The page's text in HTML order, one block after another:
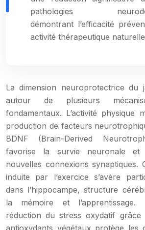
pathologies
démontrant l’efficacité
activité thérapeutique
La dimension neuroprotectrice du
autour de plusieurs
fondamentaux. L’activité physique
production de facteurs
BDNF (Brain-Derived
favorise la survie neuronale
nouvelles connexions synaptiques.
induite par l’exercice s’avère
dans l’hippocampe, structure
la mémoire et l’apprentissage.
réduction du stress oxydatif grâce
antioxydants végétaux protège les